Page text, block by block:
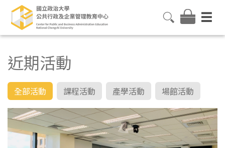
近期活動
全部活動 課程活動 產學活動 場館活動